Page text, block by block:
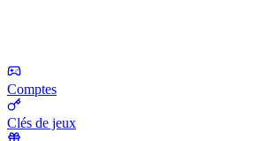
Comptes
Clés de jeux